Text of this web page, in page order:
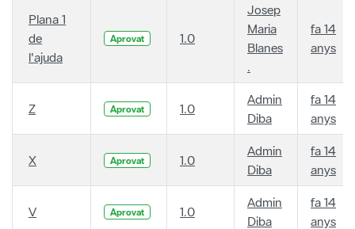
Plana 1
de
l'ajuda
Aprovat 1.0
Josep
Maria
Blanes
.
fa 14
anys
Z Aprovat 1.0
Admin
Diba
fa 14
anys
X Aprovat 1.0
Admin
Diba
fa 14
anys
V Aprovat 1.0
Admin
Diba
fa 14
anys